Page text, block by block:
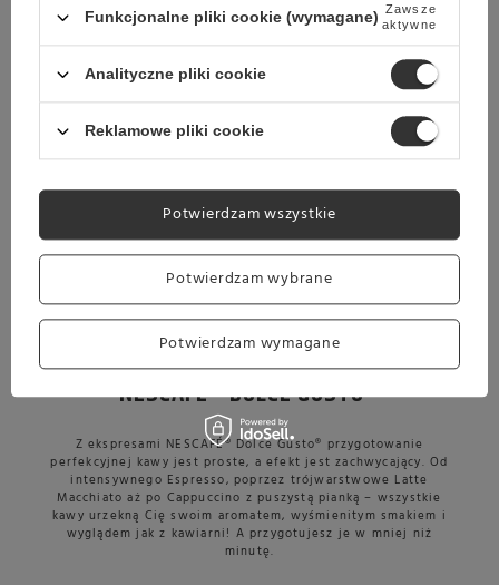
smaku filiżankę.
(1 kapsułka)
1 łyżka syropu waniliowego
6 kostek lodu
Przepis:
Delikatnie polej syrop waniliowy po kostkach lodu.
Czas na najważniejszą część. Zaparz kapsułkę Café Au
Lait i gotowe!
NESCAFÉ® DOLCE GUSTO®
Z ekspresami NESCAFÉ® Dolce Gusto® przygotowanie
perfekcyjnej kawy jest proste, a efekt jest zachwycający. Od
intensywnego Espresso, poprzez trójwarstwowe Latte
Macchiato aż po Cappuccino z puszystą pianką – wszystkie
kawy urzekną Cię swoim aromatem, wyśmienitym smakiem i
wyglądem jak z kawiarni! A przygotujesz je w mniej niż
minutę.
Funkcjonalne pliki cookie (wymagane) Zawsze
aktywne
Analityczne pliki cookie
Reklamowe pliki cookie
Potwierdzam wybrane
Potwierdzam wymagane
Potwierdzam wszystkie